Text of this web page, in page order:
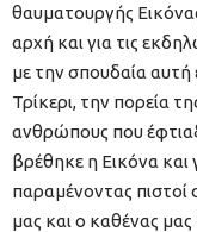
θαυματουργής
αρχή και για τις
με την σπουδαία αυτή
Τρίκερι, την πορεία
ανθρώπους που
βρέθηκε η Εικόνα και
παραμένοντας πιστοί
μας και ο καθένας μας